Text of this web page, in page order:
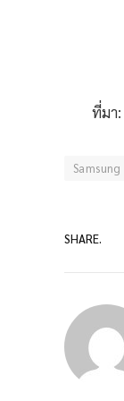
ที่มา:
Samsung
SHARE.